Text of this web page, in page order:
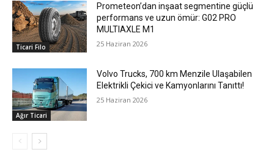
Ticari Filo
Prometeon’dan inşaat segmentine güçlü
performans ve uzun ömür: G02 PRO
MULTIAXLE M1
25 Haziran 2026
Ağır Ticari
Volvo Trucks, 700 km Menzile Ulaşabilen
Elektrikli Çekici ve Kamyonlarını Tanıttı!
25 Haziran 2026